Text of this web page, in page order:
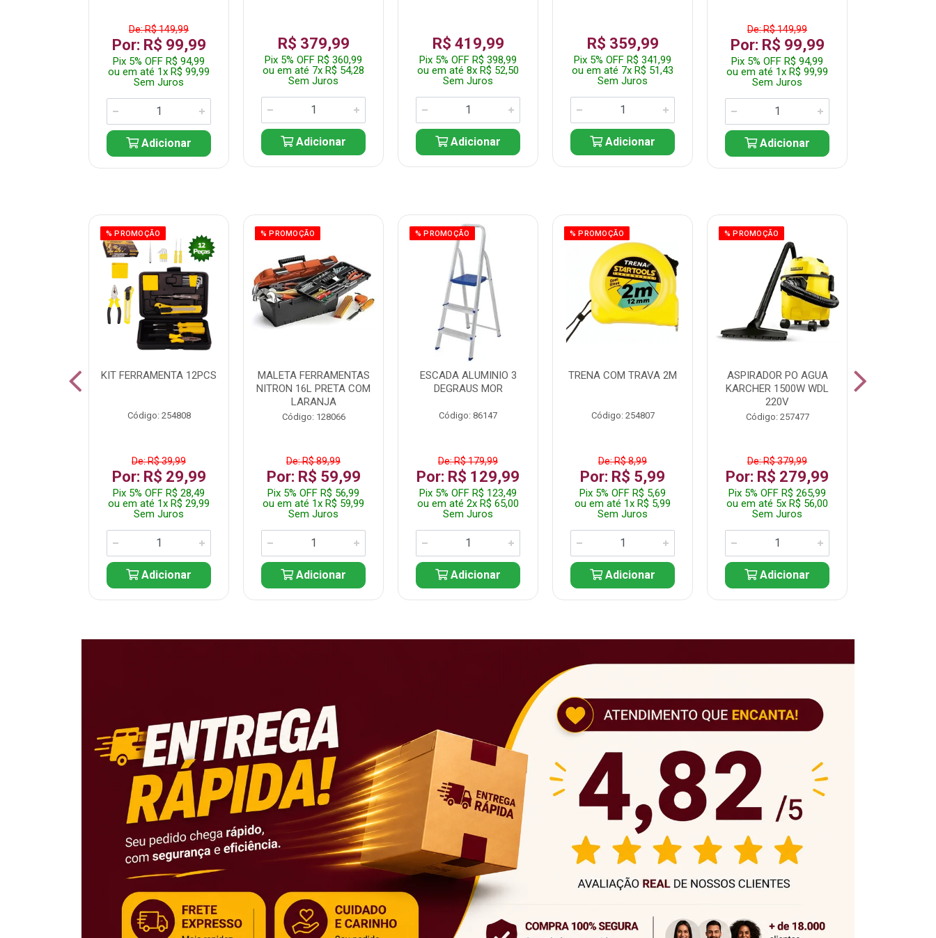
De: R$ 149,99
Por: R$ 99,99
Pix 5% OFF R$ 94,99
ou em até 1x R$ 99,99
Sem Juros
Adicionar
R$ 379,99
Pix 5% OFF R$ 360,99
ou em até 7x R$ 54,28
Sem Juros
Adicionar
R$ 419,99
Pix 5% OFF R$ 398,99
ou em até 8x R$ 52,50
Sem Juros
Adicionar
R$ 359,99
Pix 5% OFF R$ 341,99
ou em até 7x R$ 51,43
Sem Juros
Adicionar
De: R$ 149,99
Por: R$ 99,99
Pix 5% OFF R$ 94,99
ou em até 1x R$ 99,99
Sem Juros
Adicionar
% PROMOÇÃO
KIT FERRAMENTA 12PCS
Código: 254808
De: R$ 39,99
Por: R$ 29,99
Pix 5% OFF R$ 28,49
ou em até 1x R$ 29,99
Sem Juros
Adicionar
% PROMOÇÃO
MALETA FERRAMENTAS
NITRON 16L PRETA COM
LARANJA
Código: 128066
De: R$ 89,99
Por: R$ 59,99
Pix 5% OFF R$ 56,99
ou em até 1x R$ 59,99
Sem Juros
Adicionar
% PROMOÇÃO
ESCADA ALUMINIO 3
DEGRAUS MOR
Código: 86147
De: R$ 179,99
Por: R$ 129,99
Pix 5% OFF R$ 123,49
ou em até 2x R$ 65,00
Sem Juros
Adicionar
% PROMOÇÃO
TRENA COM TRAVA 2M
Código: 254807
De: R$ 8,99
Por: R$ 5,99
Pix 5% OFF R$ 5,69
ou em até 1x R$ 5,99
Sem Juros
Adicionar
% PROMOÇÃO
ASPIRADOR PO AGUA
KARCHER 1500W WDL
220V
Código: 257477
De: R$ 379,99
Por: R$ 279,99
Pix 5% OFF R$ 265,99
ou em até 5x R$ 56,00
Sem Juros
Adicionar